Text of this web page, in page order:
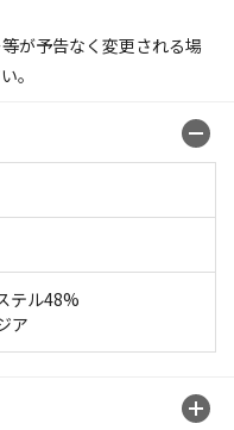
が予告なく変更される場
。
テル48%
ア